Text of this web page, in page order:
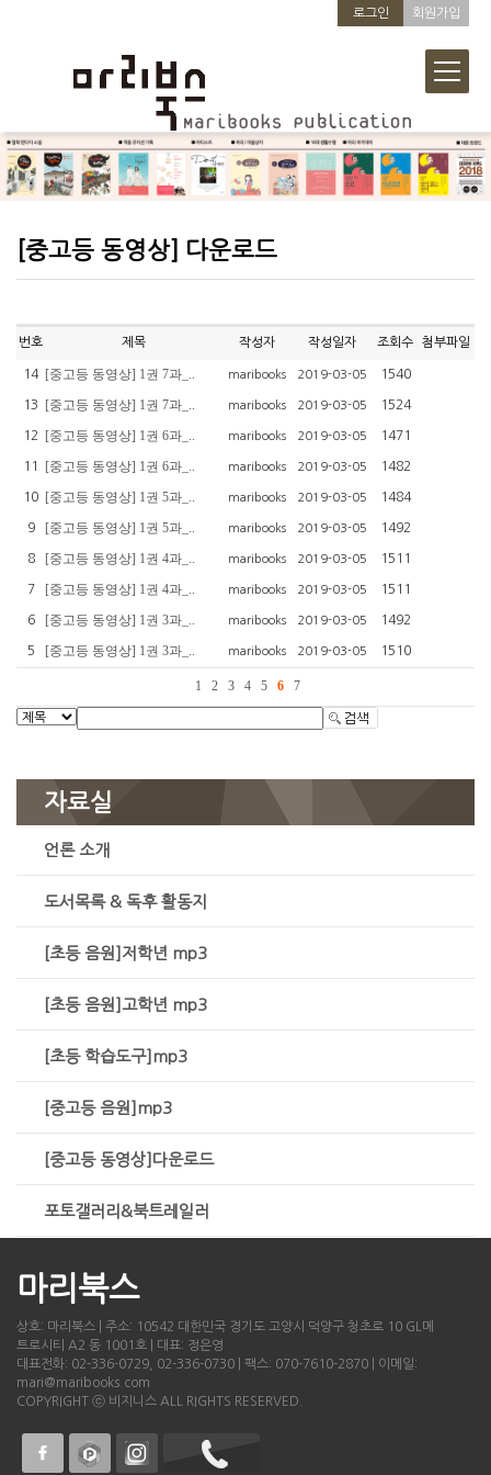
로그인 회원가입
[중고등 동영상] 다운로드
번호 제목 작성자 작성일자 조회수 첨부파일
14 [중고등 동영상] 1권 7과_.. maribooks 2019-03-05 1540
13 [중고등 동영상] 1권 7과_.. maribooks 2019-03-05 1524
12 [중고등 동영상] 1권 6과_.. maribooks 2019-03-05 1471
11 [중고등 동영상] 1권 6과_.. maribooks 2019-03-05 1482
10 [중고등 동영상] 1권 5과_.. maribooks 2019-03-05 1484
9 [중고등 동영상] 1권 5과_.. maribooks 2019-03-05 1492
8 [중고등 동영상] 1권 4과_.. maribooks 2019-03-05 1511
7 [중고등 동영상] 1권 4과_.. maribooks 2019-03-05 1511
6 [중고등 동영상] 1권 3과_.. maribooks 2019-03-05 1492
5 [중고등 동영상] 1권 3과_.. maribooks 2019-03-05 1510
1 2 3 4 5 6 7
자료실
언론 소개
도서목록 & 독후 활동지
[초등 음원]저학년 mp3
[초등 음원]고학년 mp3
[초등 학습도구]mp3
[중고등 음원]mp3
[중고등 동영상]다운로드
포토갤러리&북트레일러
마리북스
상호: 마리북스 | 주소: 10542 대한민국 경기도 고양시 덕양구 청초로 10 GL메
트로시티 A2 동 1001호 | 대표: 정은영
대표전화: 02-336-0729, 02-336-0730 | 팩스: 070-7610-2870 | 이메일:
mari@maribooks.com
COPYRIGHT ⓒ 비지니스 ALL RIGHTS RESERVED.